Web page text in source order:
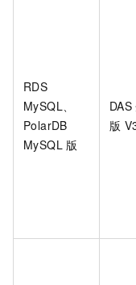
RDS
MySQL、
PolarDB
MySQL 版
DAS
版